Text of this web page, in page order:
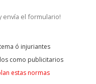
envía el formulario!
ó injuriantes
como publicitarios
estas normas